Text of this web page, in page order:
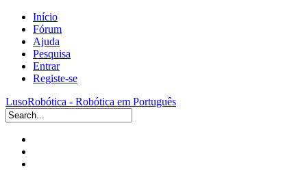
Início
Fórum
Ajuda
Pesquisa
Entrar
Registe-se
LusoRobótica - Robótica em Português